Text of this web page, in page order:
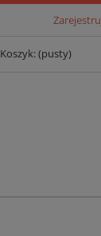
Koszyk:(pusty)